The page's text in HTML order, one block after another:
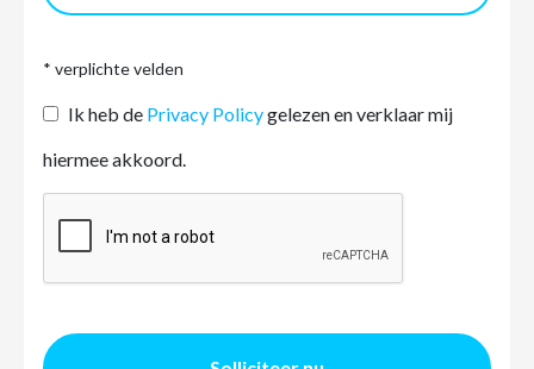
* verplichte velden
Ik heb de Privacy Policygelezen en verklaar mij
hiermee akkoord.